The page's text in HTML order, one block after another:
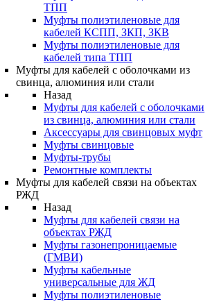
ТПП
Муфты полиэтиленовые для
кабелей КСПП, ЗКП, ЗКВ
Муфты полиэтиленовые для
кабелей типа ТПП
Муфты для кабелей с оболочками из
свинца, алюминия или стали
Назад
Муфты для кабелей с оболочками
из свинца, алюминия или стали
Аксессуары для свинцовых муфт
Муфты свинцовые
Муфты-трубы
Ремонтные комплекты
Муфты для кабелей связи на объектах
РЖД
Назад
Муфты для кабелей связи на
объектах РЖД
Муфты газонепроницаемые
(ГМВИ)
Муфты кабельные
универсальные для ЖД
Муфты полиэтиленовые